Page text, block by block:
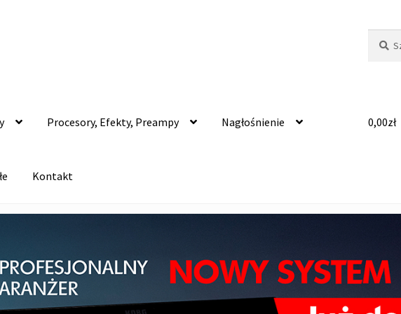
Procesory, Efekty, Preampy Nagłośnienie
Kontakt
0,00zł